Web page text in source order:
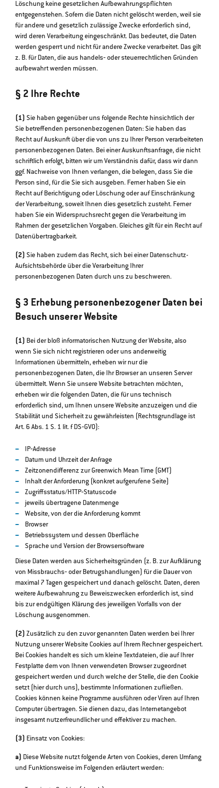
Löschung keine gesetzlichen Aufbewahrungspflichten
entgegenstehen. Sofern die Daten nicht gelöscht werden, weil sie
für andere und gesetzlich zulässige Zwecke erforderlich sind,
wird deren Verarbeitung eingeschränkt. Das bedeutet, die Daten
werden gesperrt und nicht für andere Zwecke verarbeitet. Das gilt
z. B. für Daten, die aus handels‐ oder steuerrechtlichen Gründen
aufbewahrt werden müssen.
§ 2 Ihre Rechte
(1) Sie haben gegenüber uns folgende Rechte hinsichtlich der
Sie betreffenden personenbezogenen Daten: Sie haben das
Recht auf Auskunft über die von uns zu Ihrer Person verarbeiteten
personenbezogenen Daten. Bei einer Auskunftsanfrage, die nicht
schriftlich erfolgt, bitten wir um Verständnis dafür, dass wir dann
ggf. Nachweise von Ihnen verlangen, die belegen, dass Sie die
Person sind, für die Sie sich ausgeben. Ferner haben Sie ein
Recht auf Berichtigung oder Löschung oder auf Einschränkung
der Verarbeitung, soweit Ihnen dies gesetzlich zusteht. Ferner
haben Sie ein Widerspruchsrecht gegen die Verarbeitung im
Rahmen der gesetzlichen Vorgaben. Gleiches gilt für ein Recht auf
Datenübertragbarkeit.
(2) Sie haben zudem das Recht, sich bei einer Datenschutz-
Aufsichtsbehörde über die Verarbeitung Ihrer
personenbezogenen Daten durch uns zu beschweren.
§ 3 Erhebung personenbezogener Daten bei
Besuch unserer Website
(1) Bei der bloß informatorischen Nutzung der Website, also
wenn Sie sich nicht registrieren oder uns anderweitig
Informationen übermitteln, erheben wir nur die
personenbezogenen Daten, die Ihr Browser an unseren Server
übermittelt. Wenn Sie unsere Website betrachten möchten,
erheben wir die folgenden Daten, die für uns technisch
erforderlich sind, um Ihnen unsere Website anzuzeigen und die
Stabilität und Sicherheit zu gewährleisten (Rechtsgrundlage ist
Art. 6 Abs. 1 S. 1 lit. f DS‐GVO):
IP‐Adresse
Datum und Uhrzeit der Anfrage
Zeitzonendifferenz zur Greenwich Mean Time (GMT)
Inhalt der Anforderung (konkret aufgerufene Seite)
Zugriffsstatus/HTTP‐Statuscode
jeweils übertragene Datenmenge
Website, von der die Anforderung kommt
Browser
Betriebssystem und dessen Oberfläche
Sprache und Version der Browsersoftware
Diese Daten werden aus Sicherheitsgründen (z. B. zur Aufklärung
von Missbrauchs‐ oder Betrugshandlungen) für die Dauer von
maximal 7 Tagen gespeichert und danach gelöscht. Daten, deren
weitere Aufbewahrung zu Beweiszwecken erforderlich ist, sind
bis zur endgültigen Klärung des jeweiligen Vorfalls von der
Löschung ausgenommen.
(2) Zusätzlich zu den zuvor genannten Daten werden bei Ihrer
Nutzung unserer Website Cookies auf Ihrem Rechner gespeichert.
Bei Cookies handelt es sich um kleine Textdateien, die auf Ihrer
Festplatte dem von Ihnen verwendeten Browser zugeordnet
gespeichert werden und durch welche der Stelle, die den Cookie
setzt (hier durch uns), bestimmte Informationen zufließen.
Cookies können keine Programme ausführen oder Viren auf Ihren
Computer übertragen. Sie dienen dazu, das Internetangebot
insgesamt nutzerfreundlicher und effektiver zu machen.
(3) Einsatz von Cookies:
a) Diese Website nutzt folgende Arten von Cookies, deren Umfang
und Funktionsweise im Folgenden erläutert werden: